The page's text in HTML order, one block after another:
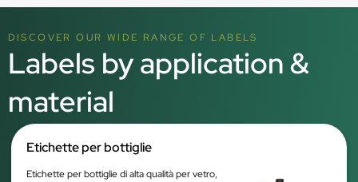
DISCOVER OUR WIDE RANGE OF LABELS
Labels by application &
material
Etichette per bottiglie
Etichette per bottiglie di alta qualità per vetro,